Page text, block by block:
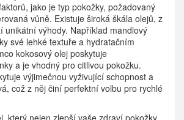
jako je typ pokožky, požadovaný
vůně. Existuje široká škála olejů, z
unikátní výhody. Například mandlový
své lehké textuře a hydratačním
kokosový olej poskytuje
a je vhodný pro citlivou pokožku.
výjimečnou vyživující schopnost a
což z něj činí perfektní volbu pro rychlé